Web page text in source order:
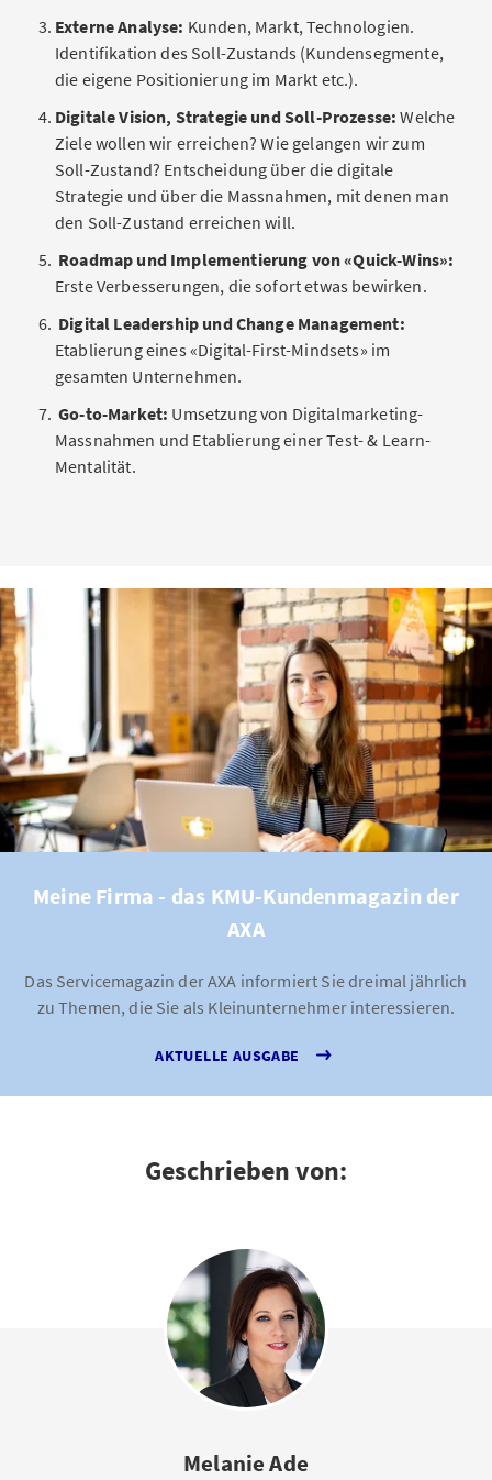
Externe Analyse: Kunden, Markt, Technologien.
Identifikation des Soll-Zustands (Kundensegmente,
die eigene Positionierung im Markt etc.).
Digitale Vision, Strategie und Soll-Prozesse: Welche
Ziele wollen wir erreichen? Wie gelangen wir zum
Soll-Zustand? Entscheidung über die digitale
Strategie und über die Massnahmen, mit denen man
den Soll-Zustand erreichen will.
Roadmap und Implementierung von «Quick-Wins»:
Erste Verbesserungen, die sofort etwas bewirken.
Digital Leadership und Change Management:
Etablierung eines «Digital-First-Mindsets» im
gesamten Unternehmen.
Go-to-Market: Umsetzung von Digitalmarketing-
Massnahmen und Etablierung einer Test- & Learn-
Mentalität.
Meine Firma - das KMU-Kundenmagazin der
AXA
Das Servicemagazin der AXA informiert Sie dreimal jährlich
zu Themen, die Sie als Kleinunternehmer interessieren.
AKTUELLE AUSGABE
Geschrieben von:
Melanie Ade